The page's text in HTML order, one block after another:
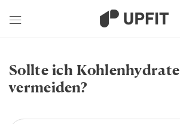
Sollte ich Kohlenhydrate
vermeiden?